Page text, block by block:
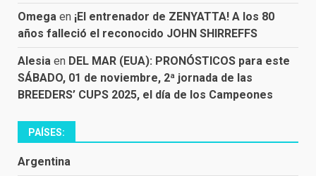
Omega en ¡El entrenador de ZENYATTA! A los 80
años falleció el reconocido JOHN SHIRREFFS
Alesia en DEL MAR (EUA): PRONÓSTICOS para este
SÁBADO, 01 de noviembre, 2ª jornada de las
BREEDERS’ CUPS 2025, el día de los Campeones
PAÍSES:
Argentina